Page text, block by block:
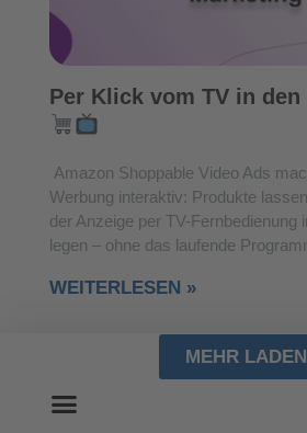
Per Klick vom TV in den
Amazon Shoppable Video Ads
Werbung interaktiv: Produkte
der Anzeige per TV-Fernbedienung
legen – ohne das laufende
WEITERLESEN »
MEHR LADEN